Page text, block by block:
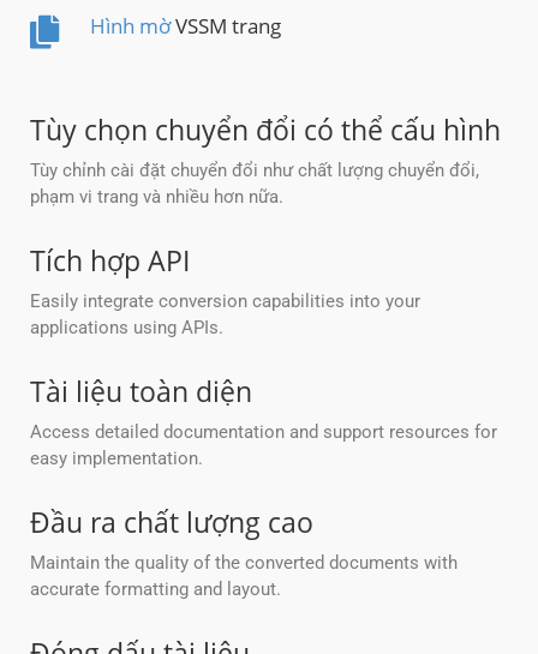
Hình mờVSSM trang
Tùy chọn chuyển đổi có thể cấu hình
Tùy chỉnh cài đặt chuyển đổi như chất lượng chuyển đổi,
phạm vi trang và nhiều hơn nữa.
Tích hợp API
Easily integrate conversion capabilities into your
applications using APIs.
Tài liệu toàn diện
Access detailed documentation and support resources for
easy implementation.
Đầu ra chất lượng cao
Maintain the quality of the converted documents with
accurate formatting and layout.